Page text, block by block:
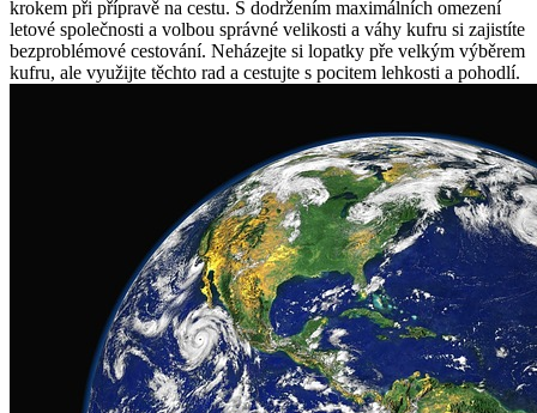
krokem při přípravě na cestu. S dodržením maximálních omezení
letové společnosti a volbou správné velikosti a váhy kufru si zajistíte
bezproblémové cestování. Neházejte si lopatky pře velkým výběrem
kufru, ale využijte těchto rad a cestujte s pocitem lehkosti a pohodlí.